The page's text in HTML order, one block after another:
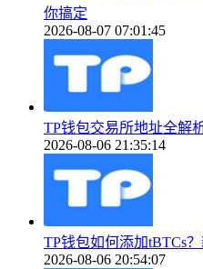
你搞定
2026-08-07 07:01:45
TP钱包交易所地址全解
2026-08-06 21:35:14
TP钱包如何添加tBTCs
2026-08-06 20:54:07